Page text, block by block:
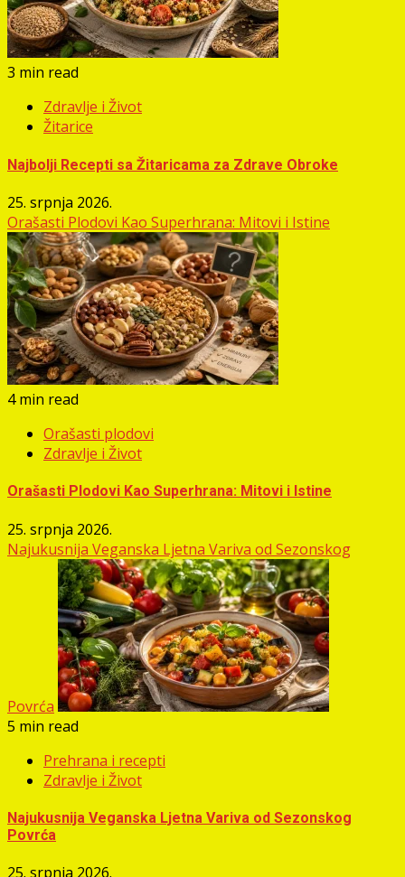
3 min read
Zdravlje i Život
Žitarice
Najbolji Recepti sa Žitaricama za Zdrave Obroke
25. srpnja 2026.
Orašasti Plodovi Kao Superhrana: Mitovi i Istine
4 min read
Orašasti plodovi
Zdravlje i Život
Orašasti Plodovi Kao Superhrana: Mitovi i Istine
25. srpnja 2026.
Najukusnija Veganska Ljetna Variva od Sezonskog
Povrća
5 min read
Prehrana i recepti
Zdravlje i Život
Najukusnija Veganska Ljetna Variva od Sezonskog
Povrća
25. srpnja 2026.